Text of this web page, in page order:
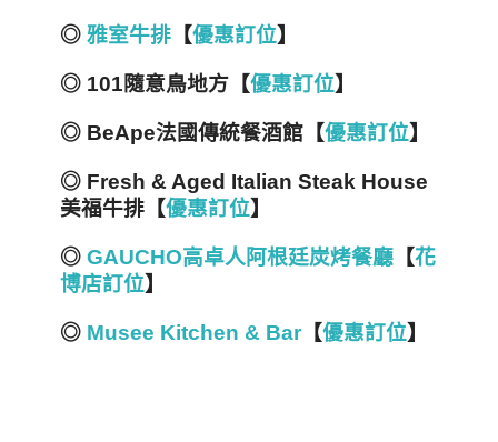
◎ 雅室牛排 【優惠訂位】
◎ 101隨意鳥地方【優惠訂位】
◎ BeApe法國傳統餐酒館【優惠訂位】
◎ Fresh & Aged Italian Steak House
美福牛排【優惠訂位】
◎ GAUCHO高卓人阿根廷炭烤餐廳 【花
博店訂位】
◎ Musee Kitchen & Bar【優惠訂位】